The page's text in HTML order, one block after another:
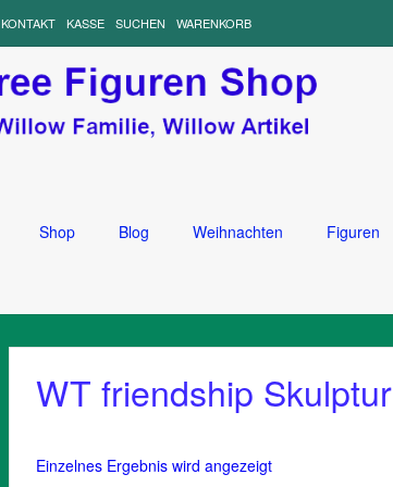
KONTAKT KASSE SUCHEN WARENKORB
Shop Blog Weihnachten Figuren
WT friendship Skulptur
Einzelnes Ergebnis wird angezeigt